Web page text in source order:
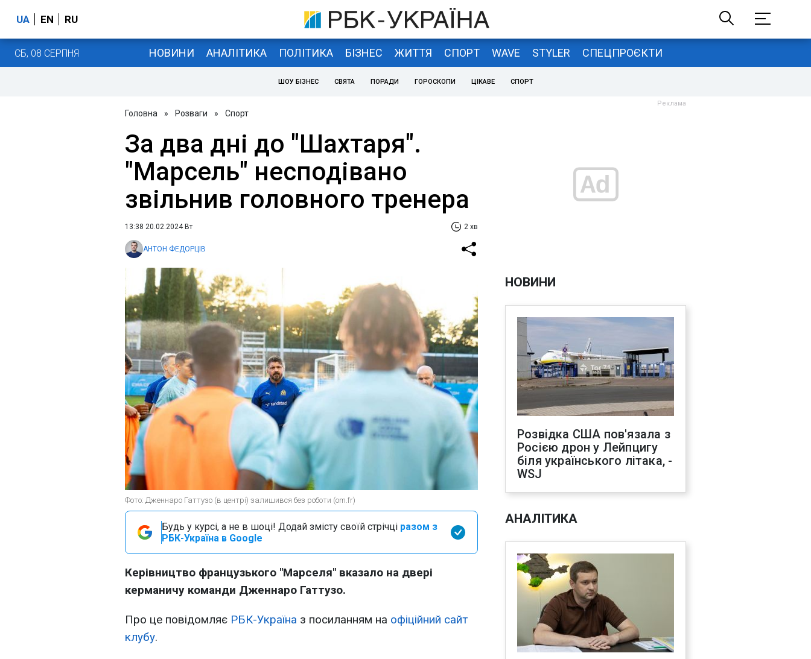
UA EN RU
СБ, 08 СЕРПНЯ НОВИНИ АНАЛІТИКА ПОЛІТИКА БІЗНЕС ЖИТТЯ СПОРТ WAVE STYLER СПЕЦПРОЄКТИ
ШОУ БІЗНЕС СВЯТА ПОРАДИ ГОРОСКОПИ ЦІКАВЕ СПОРТ
Головна » Розваги » Спорт
За два дні до "Шахтаря".
"Марсель" несподівано
звільнив головного тренера
13:38 20.02.2024 Вт 2 хв
АНТОН ФЕДОРЦІВ
Фото: Дженнаро Гаттузо (в центрі) залишився без роботи (om.fr)
Будь у курсі, а не в шоці! Додай змісту своїй стрічці разом з
РБК-Україна в Google
Керівництво французького "Марселя" вказало на двері
керманичу команди Дженнаро Гаттузо.
Про це повідомляє РБК-Україна з посиланням на офіційний сайт
клубу.
НОВИНИ
Розвідка США пов'язала з
Росією дрон у Лейпцигу
біля українського літака, -
WSJ
АНАЛІТИКА